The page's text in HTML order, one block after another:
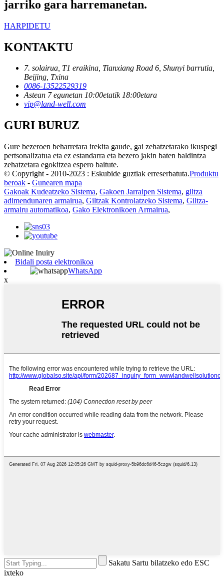
jarriko gara harremanetan.
HARPIDETU
KONTAKTU
7. solairua, T1 eraikina, Tianxiang Road 6, Shunyi barrutia,
Beijing, Txina
0086-13522529319
Astean 7 egunetan 10:00etatik 18:00etara
vip@land-well.com
GURI BURUZ
Gure bezeroen beharretara irekita gaude, gai zehatzetarako ikuspegi
pertsonalizatua eta ez estandarra eta bezero jakin baten baldintza
zehatzetara egokitzea espero baitute.
© Copyright - 2010-2023 : Eskubide guztiak erreserbatuta.Produktu
beroak - Gunearen mapa
Gakoak Kudeatzeko Sistema, Gakoen Jarraipen Sistema, giltza
adimendunaren armairua, Giltzak Kontrolatzeko Sistema, Giltza-
armairu automatikoa, Gako Elektronikoen Armairua,
Bidali posta elektronikoa
WhatsApp
x
Sakatu Sartu bilatzeko edo ESC
ixteko